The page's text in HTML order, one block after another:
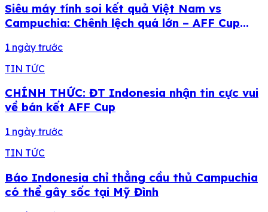
Siêu máy tính soi kết quả Việt Nam vs
Campuchia: Chênh lệch quá lớn – AFF Cup
1 ngày trước
TIN TỨC
CHÍNH THỨC: ĐT Indonesia nhận tin cực vui
về bán kết AFF Cup
1 ngày trước
TIN TỨC
Báo Indonesia chỉ thẳng cầu thủ Campuchia
có thể gây sốc tại Mỹ Đình